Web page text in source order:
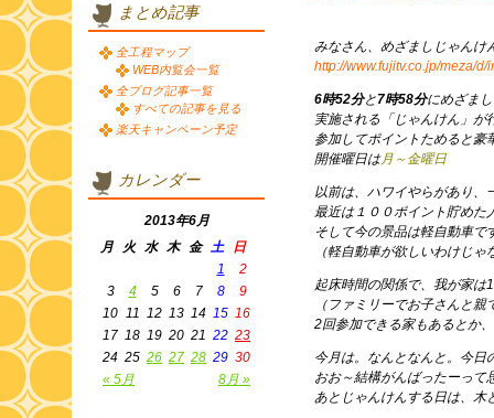
みなさん、めざましじゃんけ
http://www.fujitv.co.jp/meza/d/
6時52分と7時58分にめざま
実施される「じゃんけん」が
参加してポイントためると豪
開催曜日は月～金曜日
以前は、ハワイやらがあり、
最近は１００ポイント貯めた
そして今の景品は軽自動車で
（軽自動車が欲しいわけじ
起床時間の関係で、我が家は
（ファミリーでお子さんと
2回参加できる家もあるとか
今月は。なんとなんと。今日
おお～結構がんばったーって
あとじゃんけんする日は、木
まとめ記事
全工程マップ
WEB内覧会一覧
全ブログ記事一覧
すべての記事を見る
楽天キャンペーン予定
カレンダー
2013年6月
月
火 水 木 金 土 日
« 5月 8月 »
1
2
3
4 5 6 7 8
9
10 11 12 13 14 15 16
17 18 19 20 21 22 23
24 25 26 27 28 29 30